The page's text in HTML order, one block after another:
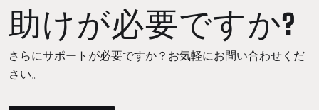
助けが必要ですか?
さらにサポートが必要ですか？お気軽にお問い合わせくだ
さい。